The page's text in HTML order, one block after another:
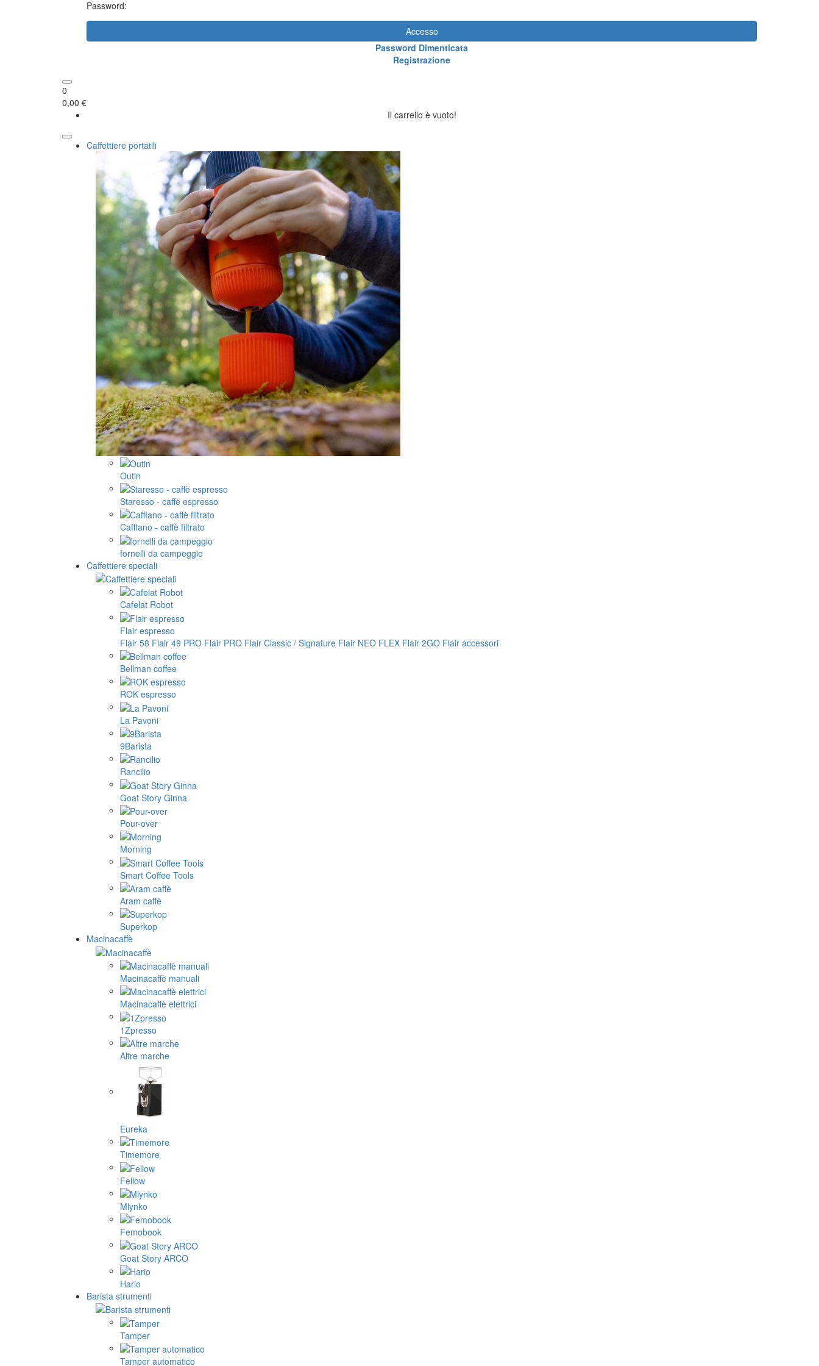
Password:
Accesso
Password Dimenticata
Registrazione
0
0,00 €
Il carrello è vuoto!
Caffettiere portatili
Outin
Staresso - caffè espresso
Cafflano - caffè filtrato
fornelli da campeggio
Caffettiere speciali
Cafelat Robot
Flair espresso
Flair 58 Flair 49 PRO Flair PRO Flair Classic / Signature Flair NEO FLEX Flair 2GO Flair accessori
Bellman coffee
ROK espresso
La Pavoni
9Barista
Rancilio
Goat Story Ginna
Pour-over
Morning
Smart Coffee Tools
Aram caffè
Superkop
Macinacaffè
Macinacaffè manuali
Macinacaffè elettrici
1Zpresso
Altre marche
Eureka
Timemore
Fellow
Mlynko
Femobook
Goat Story ARCO
Hario
Barista strumenti
Tamper
Tamper automatico